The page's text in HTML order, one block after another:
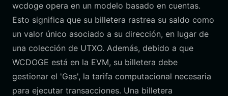
wcdoge opera en un modelo basado en cuentas.
Esto significa que su billetera rastrea su saldo como
un valor único asociado a su dirección, en lugar de
una colección de UTXO. Además, debido a que
WCDOGE está en la EVM, su billetera debe
gestionar el 'Gas', la tarifa computacional necesaria
para ejecutar transacciones. Una billetera